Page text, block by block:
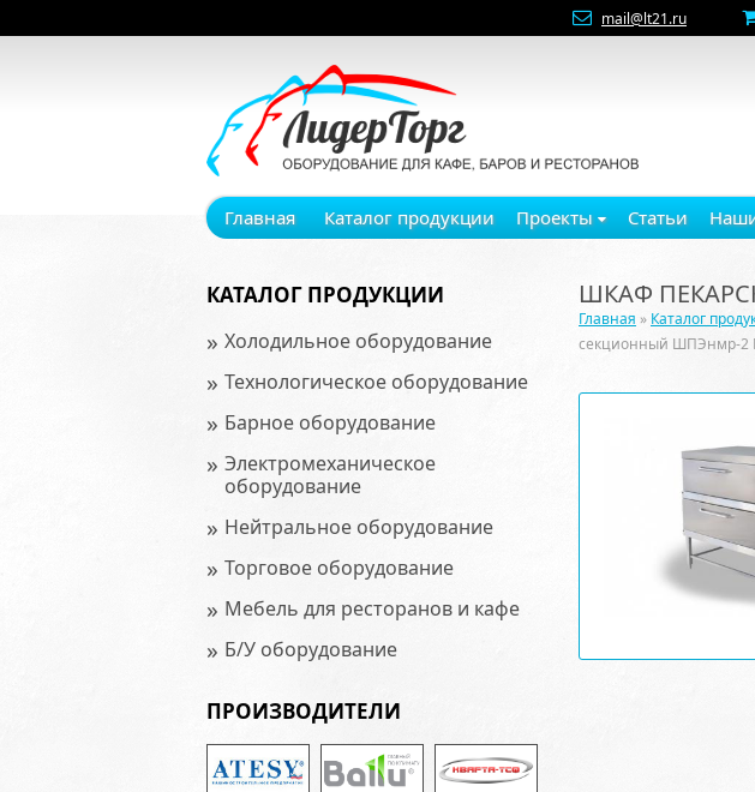
mail@lt21.ru
Главная Каталог продукции Проекты Статьи
КАТАЛОГ ПРОДУКЦИИ
» Холодильное оборудование
» Технологическое оборудование
» Барное оборудование
» Электромеханическое
оборудование
» Нейтральное оборудование
» Торговое оборудование
» Мебель для ресторанов и кафе
» Б/У оборудование
ПРОИЗВОДИТЕЛИ
ШКАФ
Главная » Каталог
секционный ШПЭнмр-2